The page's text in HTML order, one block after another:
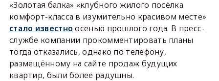
«Золотая балка» «клубного жилого посёлка
комфорт-класса в изумительно красивом месте»
стало известно осенью прошлого года. В пресс-
службе компании прокомментировать планы
тогда отказались, однако по телефону,
размещённому на сайте продаж будущих
квартир, были более радушны.